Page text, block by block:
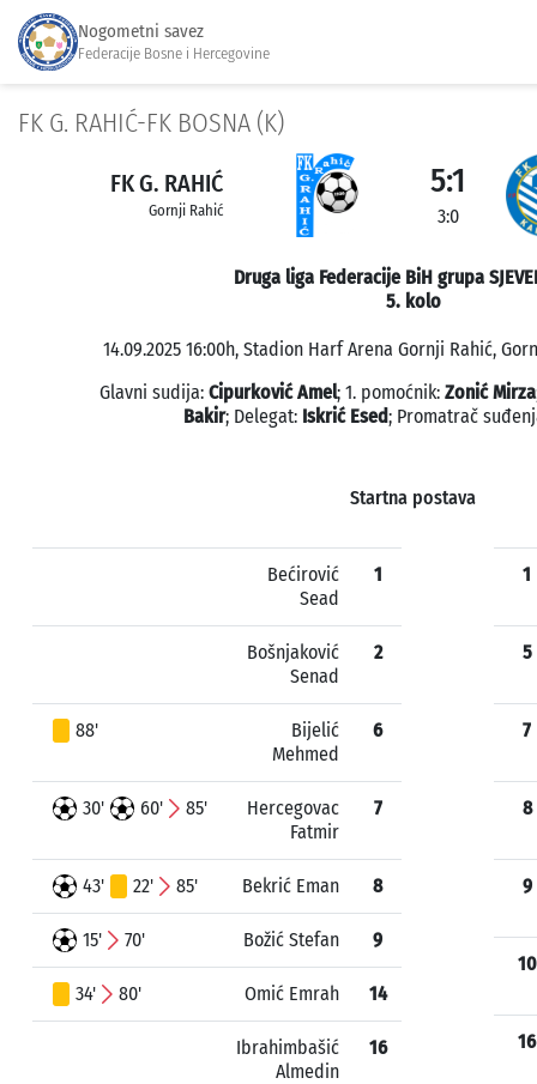
Nogometni savez
Federacije Bosne i Hercegovine
FK G. RAHIĆ-FK BOSNA (K)
FK G. RAHIĆ
Gornji Rahić
5:1
3:0
Druga liga Federacije BiH grupa
5. kolo
14.09.2025 16:00h, Stadion Harf Arena Gornji Rahić,
Glavni sudija: Cipurković Amel; 1. pomoćnik: Zonić Mirza
Bakir; Delegat: Iskrić Esed; Promatrač
Startna postava
Bećirović
Sead
1
Bošnjaković
Senad
2
88'
Bijelić
Mehmed
6
30' 60' 85'
Hercegovac
Fatmir
7
43' 22' 85' Bekrić Eman 8
15' 70' Božić Stefan 9
34' 80' Omić Emrah 14
Ibrahimbašić
Almedin
16
1
5
7
8
9
10
16